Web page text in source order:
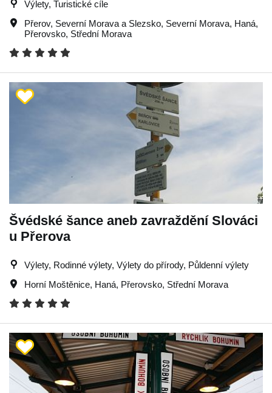
Výlety, Turistické cíle
Přerov, Severní Morava a Slezsko, Severní Morava, Haná,
Přerovsko, Střední Morava
Švédské šance aneb zavraždění Slováci
u Přerova
Výlety, Rodinné výlety, Výlety do přírody, Půldenní výlety
Horní Moštěnice, Haná, Přerovsko, Střední Morava